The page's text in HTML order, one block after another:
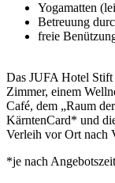
Yogamatten
Betreuung
freie
Das JUFA Hotel
Zimmer, einem
Café, dem „Raum
KärntenCard* und
Verleih vor Ort nach
*je nach